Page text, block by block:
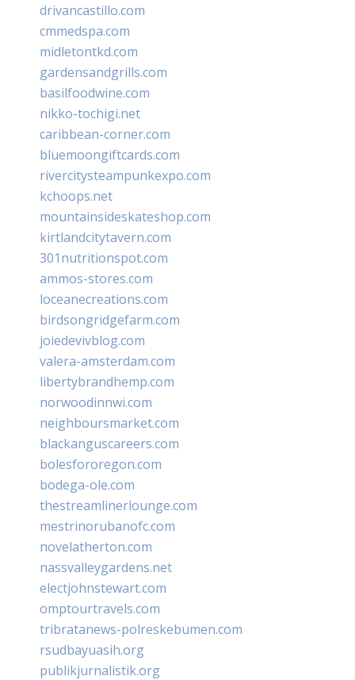
drivancastillo.com
cmmedspa.com
midletontkd.com
gardensandgrills.com
basilfoodwine.com
nikko-tochigi.net
caribbean-corner.com
bluemoongiftcards.com
rivercitysteampunkexpo.com
kchoops.net
mountainsideskateshop.com
kirtlandcitytavern.com
301nutritionspot.com
ammos-stores.com
loceanecreations.com
birdsongridgefarm.com
joiedevivblog.com
valera-amsterdam.com
libertybrandhemp.com
norwoodinnwi.com
neighboursmarket.com
blackanguscareers.com
bolesfororegon.com
bodega-ole.com
thestreamlinerlounge.com
mestrinorubanofc.com
novelatherton.com
nassvalleygardens.net
electjohnstewart.com
omptourtravels.com
tribratanews-polreskebumen.com
rsudbayuasih.org
publikjurnalistik.org